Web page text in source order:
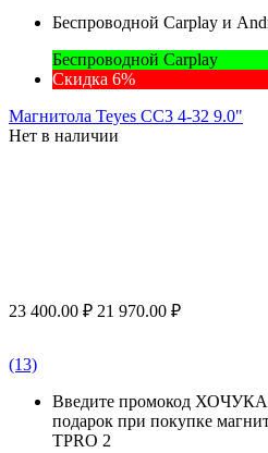
Беспроводной Carplay и
Беспроводной Carplay
Скидка 6%
Магнитола Teyes CC3 4-32 9.0"
Нет в наличии
23 400.00 ₽ 21 970.00 ₽
(13)
Введите промокод
подарок при покупке
TPRO 2